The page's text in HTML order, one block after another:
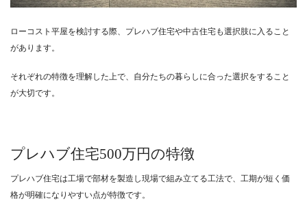
ローコスト平屋を検討する際、プレハブ住宅や中古住宅も選択肢に入ること
があります。
それぞれの特徴を理解した上で、自分たちの暮らしに合った選択をすること
が大切です。
プレハブ住宅500万円の特徴
プレハブ住宅は工場で部材を製造し現場で組み立てる工法で、工期が短く価
格が明確になりやすい点が特徴です。